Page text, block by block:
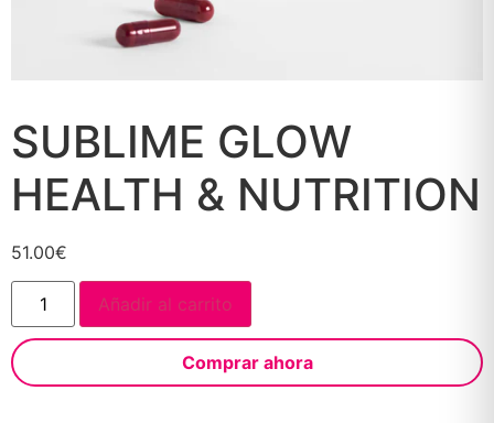
SUBLIME GLOW
HEALTH & NUTRITION
51.00€
Añadir al carrito
Comprar ahora